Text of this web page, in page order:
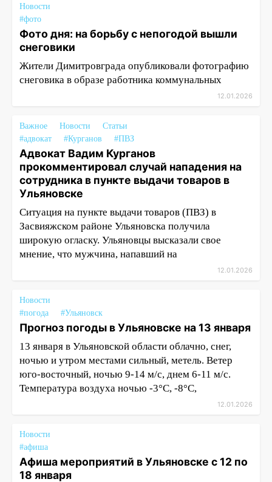
Новости
#фото
Фото дня: на борьбу с непогодой вышли
снеговики
Жители Димитровграда опубликовали фотографию
снеговика в образе работника коммунальных
12.01.2026
Важное Новости
Статьи
#адвокат
#Курганов #ПВЗ
Адвокат Вадим Курганов
прокомментировал случай нападения на
сотрудника в пункте выдачи товаров в
Ульяновске
Ситуация на пункте выдачи товаров (ПВЗ) в
Засвияжском районе Ульяновска получила
широкую огласку. Ульяновцы высказали свое
мнение, что мужчина, напавший на
12.01.2026
Новости
#погода
#Ульяновск
Прогноз погоды в Ульяновске на 13 января
13 января в Ульяновской области облачно, снег,
ночью и утром местами сильный, метель. Ветер
юго-восточный, ночью 9-14 м/с, днем 6-11 м/с.
Температура воздуха ночью -3°С, -8°С,
12.01.2026
Новости
#афиша
Афиша мероприятий в Ульяновске с 12 по
18 января